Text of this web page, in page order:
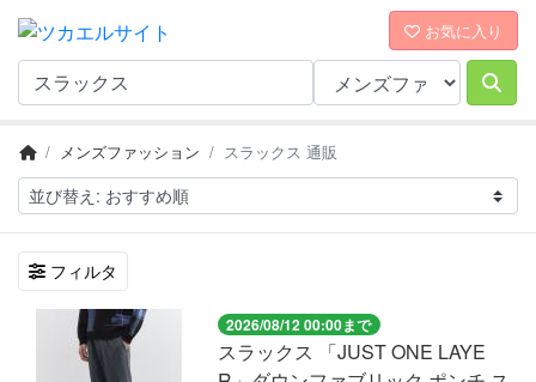
お気に入り
メンズファッション スラックス 通販
フィルタ
2026/08/12 00:00まで
スラックス 「JUST ONE LAYE